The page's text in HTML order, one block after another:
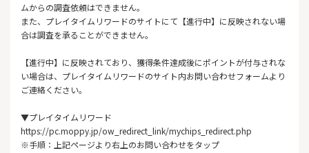
ムからの調査依頼はできません。
また、プレイタイムリワードのサイトにて【進行中】に反映されない場
合は調査を承ることができません。
【進行中】に反映されており、獲得条件達成後にポイントが付与されな
い場合は、プレイタイムリワードのサイト内お問い合わせフォームより
ご連絡ください。
▼プレイタイムリワード
https://pc.moppy.jp/ow_redirect_link/mychips_redirect.php
※手順：上記ページより右上のお問い合わせをタップ